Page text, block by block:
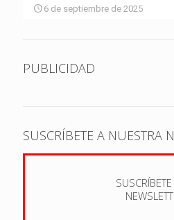
6 de septiembre de 2025
PUBLICIDAD
SUSCRÍBETE A NUESTRA